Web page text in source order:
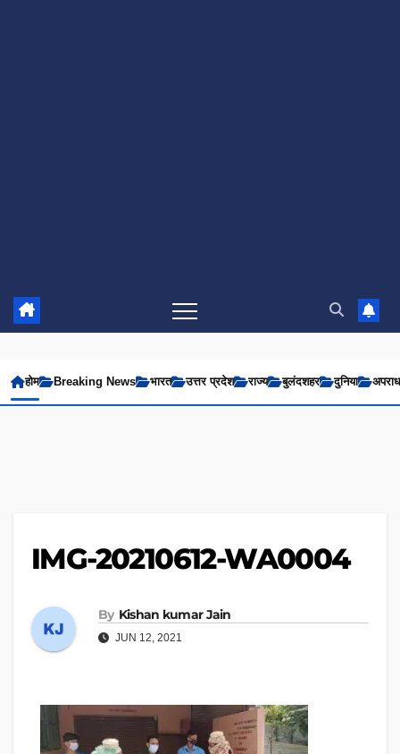
होम Breaking News भारत उत्तर प्रदेश राज्य बुलंदशहर दुनिया अपराध
IMG-20210612-WA0004
By Kishan kumar Jain
JUN 12, 2021